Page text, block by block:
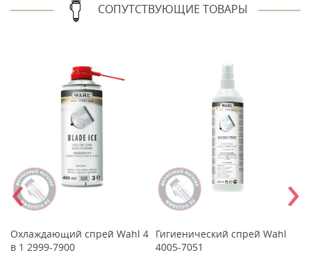
СОПУТСТВУЮЩИЕ ТОВАРЫ
Охлаждающий спрей Wahl 4
в 1 2999-7900
Гигиенический спрей Wahl
4005-7051
‹ ›